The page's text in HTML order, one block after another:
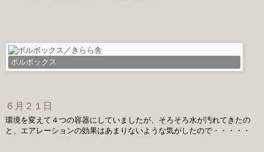
ボルボックス
６月２１日
環境を変えて４つの容器にしていましたが、そろそろ水が汚れてきたの
と、エアレーションの効果はあまりないような気がしたので・・・・・